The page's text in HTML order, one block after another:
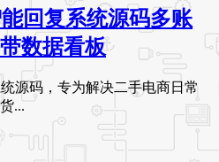
回复系统源码多账
数据看板
源码，专为解决二手电商日常
...